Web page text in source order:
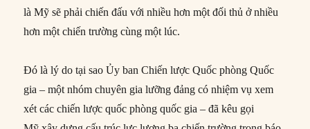
là Mỹ sẽ phải chiến đấu với nhiều hơn một đối thủ ở nhiều
hơn một chiến trường cùng một lúc.
Đó là lý do tại sao Ủy ban Chiến lược Quốc phòng Quốc
gia – một nhóm chuyên gia lưỡng đảng có nhiệm vụ xem
xét các chiến lược quốc phòng quốc gia – đã kêu gọi